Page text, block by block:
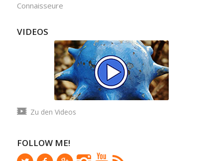
Connaisseure
VIDEOS
Zu den Videos
FOLLOW ME!